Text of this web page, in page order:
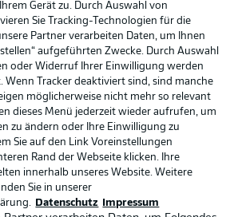
Voreinstellungen verwalten
Nutzungsbedingungen
Jobs
Partner
Liveticker
Gerät zu. Durch Auswahl von
Sie Tracking-Technologien für die
Partner verarbeiten Daten, um Ihnen
aufgeführten Zwecke. Durch Auswahl
oder Widerruf Ihrer Einwilligung werden
Wenn Tracker deaktiviert sind, sind manche
möglicherweise nicht mehr so relevant
dieses Menü jederzeit wieder aufrufen, um
zu ändern oder Ihre Einwilligung zu
Sie auf den Link Voreinstellungen
Rand der Webseite klicken. Ihre
innerhalb unseres Website. Weitere
Sie in unserer
Datenschutz Impressum